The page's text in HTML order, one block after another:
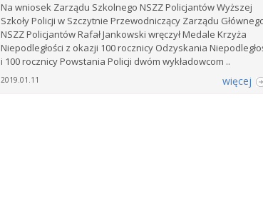
Na wniosek Zarządu Szkolnego NSZZ Policjantów Wyższej
Szkoły Policji w Szczytnie Przewodniczący Zarządu
NSZZ Policjantów Rafał Jankowski wręczył Medale Krzyża
Niepodległości z okazji 100 rocznicy Odzyskania
i 100 rocznicy Powstania Policji dwóm wykładowcom ..
2019.01.11 więcej